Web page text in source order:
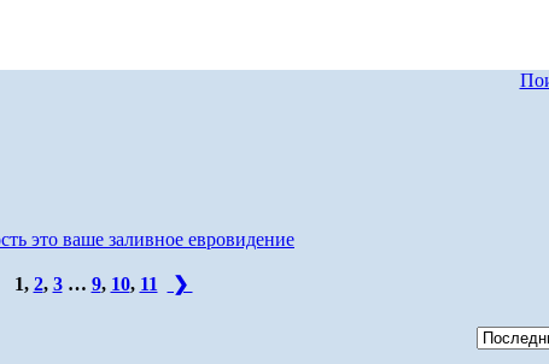
это ваше заливное евровидение
1, 2, 3… 9, 10, 11 ❯